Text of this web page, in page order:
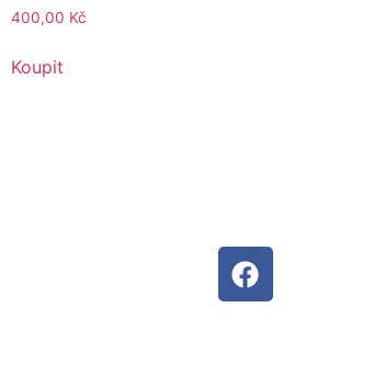
400,00 Kč
Koupit